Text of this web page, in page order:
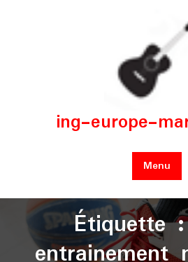
ing-europe-
Menu
entrainement